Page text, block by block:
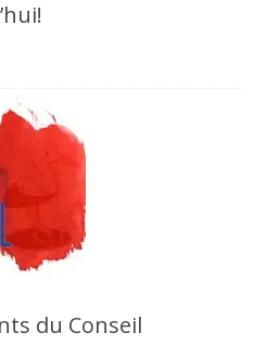
du Conseil